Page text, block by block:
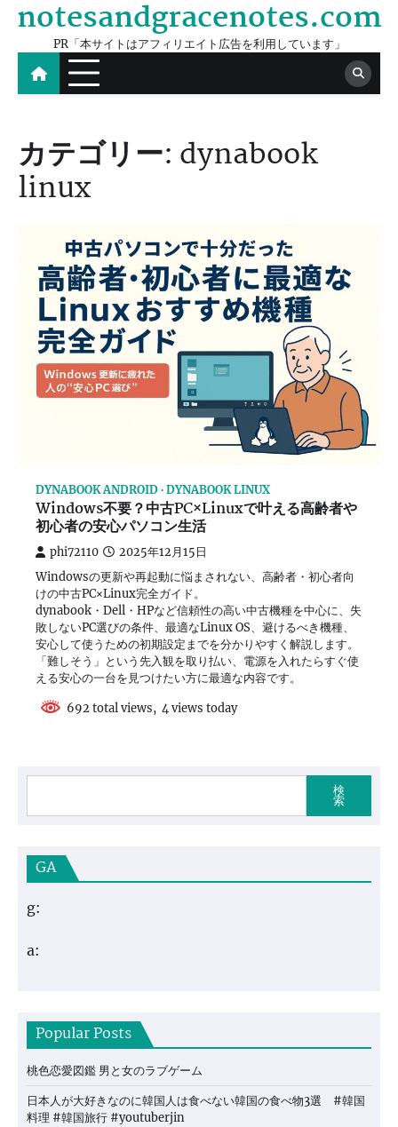
Skip
content
notesandgracenotes.com
PR「本サイトはアフィリエイト広告を利用しています」
カテゴリー: dynabook
linux
DYNABOOK ANDROID DYNABOOK LINUX
Windows不要？中古PC×Linuxで叶える高齢者や
初心者の安心パソコン生活
phi72110 2025年12月15日
Windowsの更新や再起動に悩まされない、高齢者・初心者向
けの中古PC×Linux完全ガイド。
dynabook・Dell・HPなど信頼性の高い中古機種を中心に、失
敗しないPC選びの条件、最適なLinux OS、避けるべき機種、
安心して使うための初期設定までを分かりやすく解説します。
「難しそう」という先入観を取り払い、電源を入れたらすぐ使
える安心の一台を見つけたい方に最適な内容です。
692 total views, 4 views today
検
索
GA
g:
a:
Popular Posts
桃色恋愛図鑑 男と女のラブゲーム
日本人が大好きなのに韓国人は食べない韓国の食べ物3選 #韓国
料理 #韓国旅行 #youtuberjin